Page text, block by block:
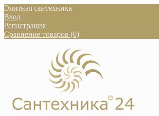
Элитная сантехника
Вход |
Регистрация
Сравнение товаров (0)